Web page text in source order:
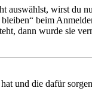
wirst du
beim
dann wurde sie
und die dafür